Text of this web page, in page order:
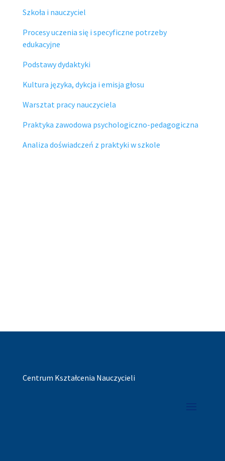
Szkoła i nauczyciel
Procesy uczenia się i specyficzne potrzeby
edukacyjne
Podstawy dydaktyki
Kultura języka, dykcja i emisja głosu
Warsztat pracy nauczyciela
Praktyka zawodowa psychologiczno-pedagogiczna
Analiza doświadczeń z praktyki w szkole
Centrum Kształcenia Nauczycieli